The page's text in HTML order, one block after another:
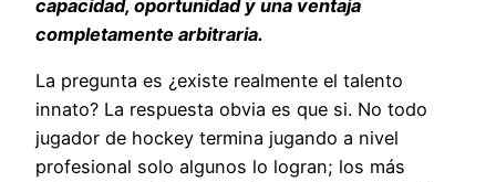
capacidad, oportunidad y una ventaja
completamente arbitraria.
La pregunta es ¿existe realmente el talento
innato? La respuesta obvia es que si. No todo
jugador de hockey termina jugando a nivel
profesional solo algunos lo logran; los más